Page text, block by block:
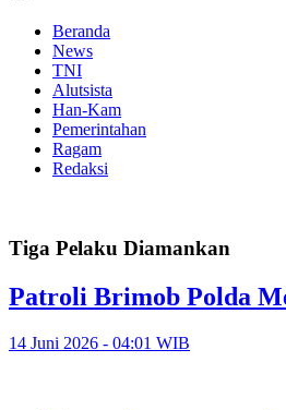
Beranda
News
TNI
Alutsista
Han-Kam
Pemerintahan
Ragam
Redaksi
Tiga Pelaku Diamankan
Patroli Brimob Polda
14 Juni 2026 - 04:01 WIB